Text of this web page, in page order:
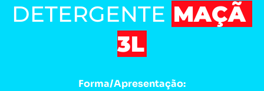
DETERGENTE MAÇÃ
3L
Forma/Apresentação: